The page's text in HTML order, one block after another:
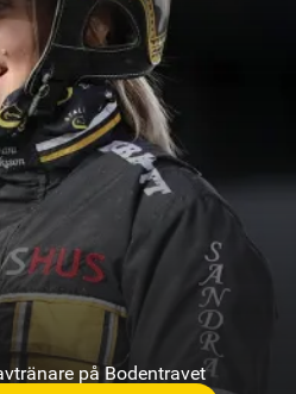
på Solvalla